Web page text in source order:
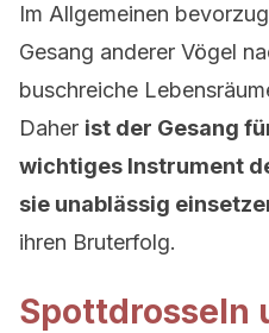
Im Allgemeinen
Gesang anderer Vögel
buschreiche
Daher ist der Gesang
wichtiges Instrument
sie unablässig
ihren Bruterfolg.
Spottdrosseln